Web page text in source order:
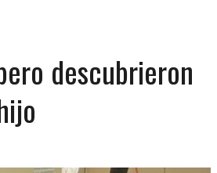
CASA
DE SU ABUELA
REUNIÓN CON AMIGOS
FAMILIAR
DE EL LLANITO
descubrieron